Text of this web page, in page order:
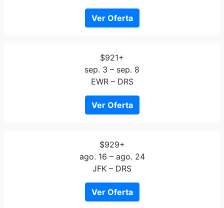
Ver Oferta
$921+
sep. 3 – sep. 8
EWR – DRS
Ver Oferta
$929+
ago. 16 – ago. 24
JFK – DRS
Ver Oferta